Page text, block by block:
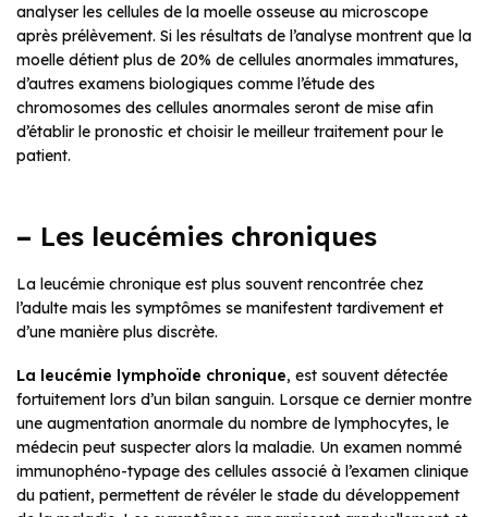
analyser les cellules de la moelle osseuse au microscope
après prélèvement. Si les résultats de l’analyse montrent que la
moelle détient plus de 20% de cellules anormales immatures,
d’autres examens biologiques comme l’étude des
chromosomes des cellules anormales seront de mise afin
d’établir le pronostic et choisir le meilleur traitement pour le
patient.
– Les leucémies chroniques
La leucémie chronique est plus souvent rencontrée chez
l’adulte mais les symptômes se manifestent tardivement et
d’une manière plus discrète.
La leucémie lymphoïde chronique, est souvent détectée
fortuitement lors d’un bilan sanguin. Lorsque ce dernier montre
une augmentation anormale du nombre de lymphocytes, le
médecin peut suspecter alors la maladie. Un examen nommé
immunophéno-typage des cellules associé à l’examen clinique
du patient, permettent de révéler le stade du développement